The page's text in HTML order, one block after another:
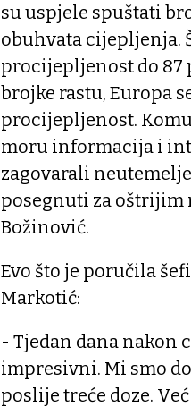
su uspjele spuštati
obuhvata cijepljenja.
procijepljenost do 87
brojke rastu, Europa
procijepljenost.
moru informacija i
zagovarali
posegnuti za oštrijim
Božinović.
Evo što je poručila
Markotić:
- Tjedan dana nakon
impresivni. Mi smo
poslije treće doze.